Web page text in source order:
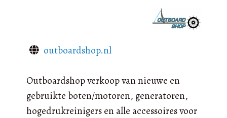
outboardshop.nl
Outboardshop verkoop van nieuwe en
gebruikte boten/motoren, generatoren,
hogedrukreinigers en alle accessoires voor